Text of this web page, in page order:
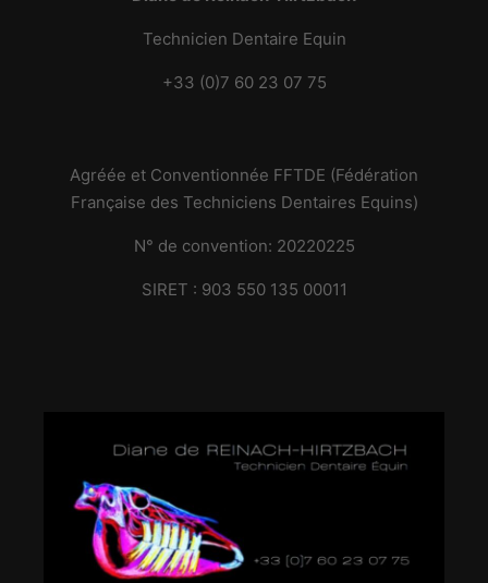
Technicien Dentaire Equin
+33 (0)7 60 23 07 75
Agréée et Conventionnée FFTDE (Fédération
Française des Techniciens Dentaires Equins)
N° de convention: 20220225
SIRET : 903 550 135 00011